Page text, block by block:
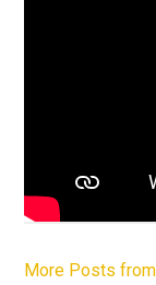
More Posts